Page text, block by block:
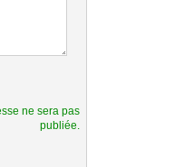
ne sera pas
publiée.